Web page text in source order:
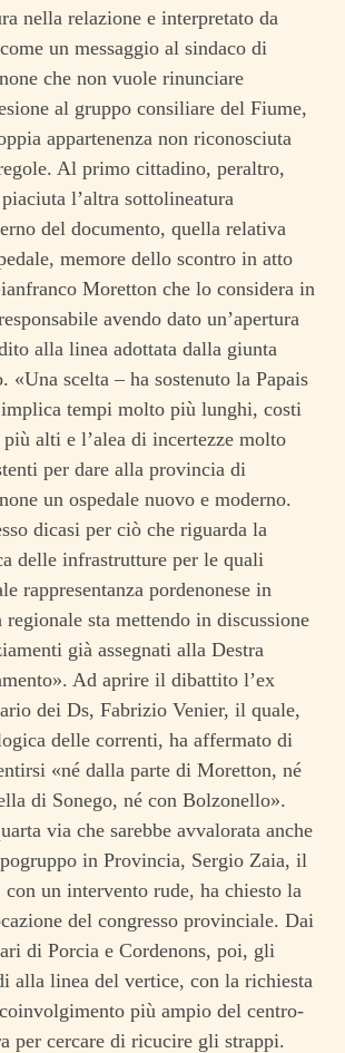
nella relazione e interpretato da
un messaggio al sindaco di
che non vuole rinunciare
al gruppo consiliare del Fiume,
appartenenza non riconosciuta
Al primo cittadino, peraltro,
l’altra sottolineatura
del documento, quella relativa
memore dello scontro in atto
Moretton che lo considera in
avendo dato un’apertura
alla linea adottata dalla giunta
«Una scelta – ha sostenuto la Papais
tempi molto più lunghi, costi
alti e l’alea di incertezze molto
per dare alla provincia di
un ospedale nuovo e moderno.
dicasi per ciò che riguarda la
delle infrastrutture per le quali
rappresentanza pordenonese in
regionale sta mettendo in discussione
già assegnati alla Destra
Ad aprire il dibattito l’ex
dei Ds, Fabrizio Venier, il quale,
delle correnti, ha affermato di
«né dalla parte di Moretton, né
di Sonego, né con Bolzonello».
via che sarebbe avvalorata anche
in Provincia, Sergio Zaia, il
con un intervento rude, ha chiesto la
del congresso provinciale. Dai
di Porcia e Cordenons, poi, gli
alla linea del vertice, con la richiesta
più ampio del centro-
per cercare di ricucire gli strappi.